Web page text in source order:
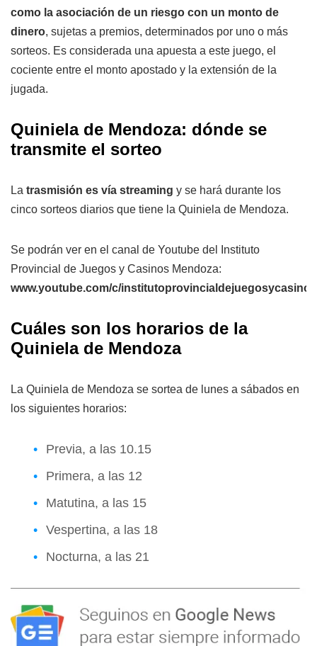
como la asociación de un riesgo con un monto de
dinero, sujetas a premios, determinados por uno o más
sorteos. Es considerada una apuesta a este juego, el
cociente entre el monto apostado y la extensión de la
jugada.
Quiniela de Mendoza: dónde se
transmite el sorteo
La trasmisión es vía streaming y se hará durante los
cinco sorteos diarios que tiene la Quiniela de Mendoza.
Se podrán ver en el canal de Youtube del Instituto
Provincial de Juegos y Casinos Mendoza:
www.youtube.com/c/
Cuáles son los horarios de la
Quiniela de Mendoza
La Quiniela de Mendoza se sortea de lunes a sábados en
los siguientes horarios:
Previa, a las 10.15
Primera, a las 12
Matutina, a las 15
Vespertina, a las 18
Nocturna, a las 21